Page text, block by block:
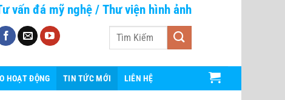
vấn đá mỹ nghệ/ Thư viện hình ảnh
Tìm
HOẠT ĐỘNG TIN TỨC MỚI LIÊN HỆ